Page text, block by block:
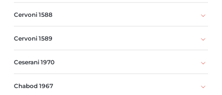
Cervoni 1588
Cervoni 1589
Ceserani 1970
Chabod 1967